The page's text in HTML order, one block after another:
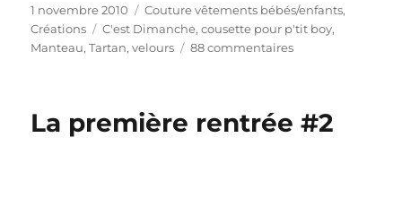
Publié
le
1 novembre 2010 Catégories
Couture vêtements bébés/enfants,
Créations
Étiquettes
C'est Dimanche,cousette pour p'tit boy,
Manteau,Tartan,velours 88 commentairessur
n’aimait
La première rentrée #2